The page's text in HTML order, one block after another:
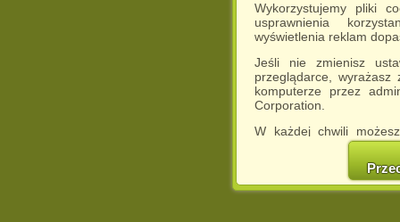
Wykorzystujemy pliki
usprawnienia
wyświetlenia reklam
Jeśli nie zmienisz
przeglądarce,
komputerze przez
Corporation.
W każdej chwili
cookies w swojej
w naszej
http://chomikuj.pl/